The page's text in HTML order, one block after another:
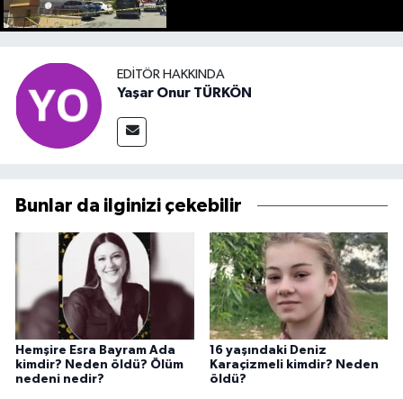
EDITÖR HAKKINDA
Yaşar Onur TÜRKÖN
Bunlar da ilginizi çekebilir
Hemşire Esra Bayram Ada
kimdir? Neden öldü? Ölüm
nedeni nedir?
16 yaşındaki Deniz
Karaçizmeli kimdir? Neden
öldü?